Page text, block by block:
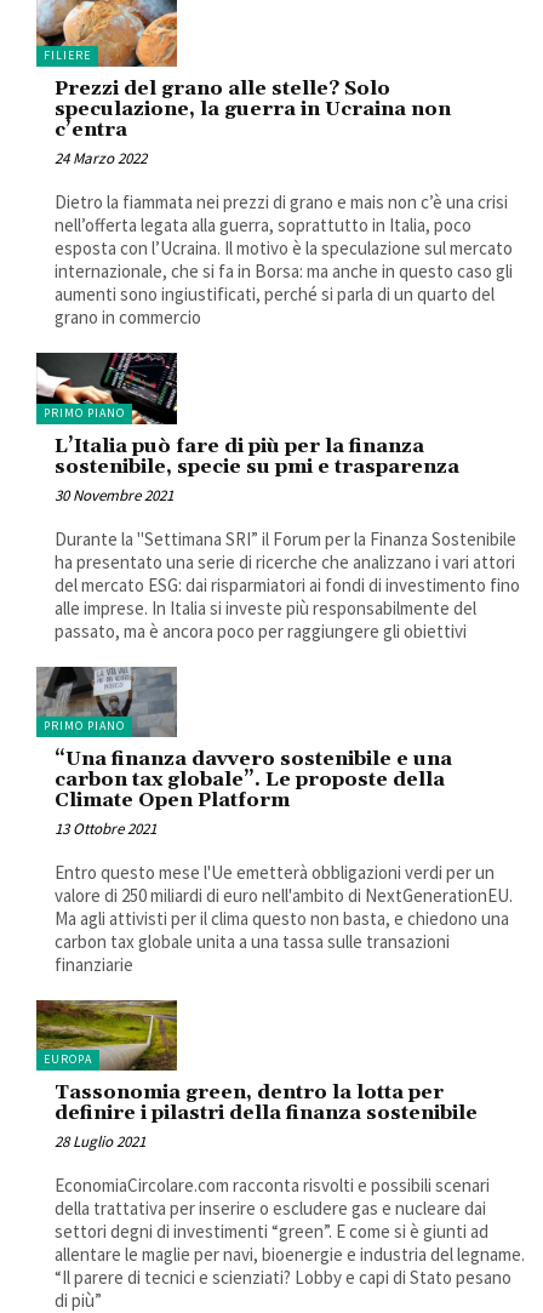
FILIERE
Prezzi del grano alle stelle? Solo
speculazione, la guerra in Ucraina non
c’entra
24 Marzo 2022
Dietro la fiammata nei prezzi di grano e mais non c’è una crisi
nell’offerta legata alla guerra, soprattutto in Italia, poco
esposta con l’Ucraina. Il motivo è la speculazione sul mercato
internazionale, che si fa in Borsa: ma anche in questo caso gli
aumenti sono ingiustificati, perché si parla di un quarto del
grano in commercio
PRIMO PIANO
L’Italia può fare di più per la finanza
sostenibile, specie su pmi e trasparenza
30 Novembre 2021
Durante la "Settimana SRI” il Forum per la Finanza Sostenibile
ha presentato una serie di ricerche che analizzano i vari attori
del mercato ESG: dai risparmiatori ai fondi di investimento fino
alle imprese. In Italia si investe più responsabilmente del
passato, ma è ancora poco per raggiungere gli obiettivi
PRIMO PIANO
“Una finanza davvero sostenibile e una
carbon tax globale”. Le proposte della
Climate Open Platform
13 Ottobre 2021
Entro questo mese l'Ue emetterà obbligazioni verdi per un
valore di 250 miliardi di euro nell'ambito di NextGenerationEU.
Ma agli attivisti per il clima questo non basta, e chiedono una
carbon tax globale unita a una tassa sulle transazioni
finanziarie
EUROPA
Tassonomia green, dentro la lotta per
definire i pilastri della finanza sostenibile
28 Luglio 2021
EconomiaCircolare.com racconta risvolti e possibili scenari
della trattativa per inserire o escludere gas e nucleare dai
settori degni di investimenti “green”. E come si è giunti ad
allentare le maglie per navi, bioenergie e industria del legname.
“Il parere di tecnici e scienziati? Lobby e capi di Stato pesano
di più”